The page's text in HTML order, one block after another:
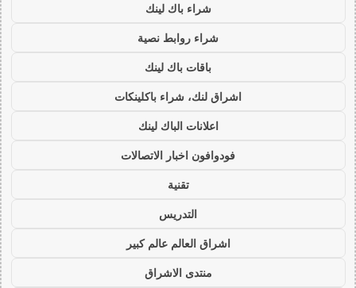
شراء باك لينك
شراء روابط نصية
باقات باك لينك
اشراق لنك، شراء باكلينكات
اعلانات الباك لينك
فودوافون اخبار الاتصالات
تقنية
التدريس
اشراق العالم عالم كبير
منتدى الاشراق